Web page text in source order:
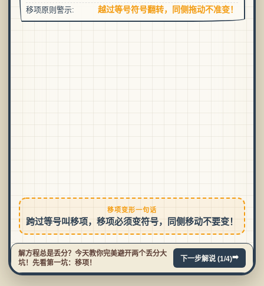
移项原则警示: 越过等号符号翻转，同侧拖动不准变！
移项变形一句话
跨过等号叫移项，移项必须变符号，同侧移动不要变！
解方程总是丢分？今天教你完美避开两个丢分大
坑！先看第一坑：移项！
下一步解说 (1/4)➡️